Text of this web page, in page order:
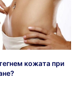
кожата при